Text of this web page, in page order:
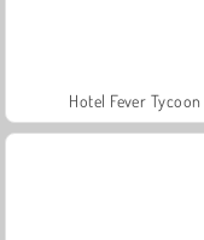
Hotel Fever Tycoon